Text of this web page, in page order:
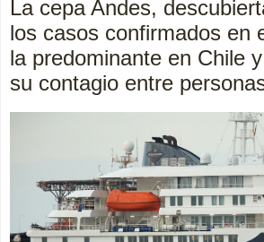
La cepa Andes,
los casos confirmados en
la predominante en Chile
su contagio entre